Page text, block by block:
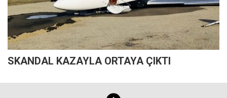
SKANDAL KAZAYLA ORTAYA ÇIKTI